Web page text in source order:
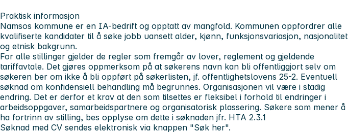
Praktisk informasjon
Namsos kommune er en IA-bedrift og opptatt av mangfold. Kommunen oppfordrer alle
kvalifiserte kandidater til å søke jobb uansett alder, kjønn, funksjonsvariasjon, nasjonalitet
og etnisk bakgrunn.
For alle stillinger gjelder de regler som fremgår av lover, reglement og gjeldende
tariffavtale. Det gjøres oppmerksom på at søkerens navn kan bli offentliggjort selv om
søkeren ber om ikke å bli oppført på søkerlisten, jf. offentlighetslovens 25-2. Eventuell
søknad om konfidensiell behandling må begrunnes. Organisasjonen vil være i stadig
endring. Det er derfor et krav at den som tilsettes er fleksibel i forhold til endringer i
arbeidsoppgaver, samarbeidspartnere og organisatorisk plassering. Søkere som mener å
ha fortrinn av stilling, bes opplyse om dette i søknaden jfr. HTA 2.3.1
Søknad med CV sendes elektronisk via knappen "Søk her".